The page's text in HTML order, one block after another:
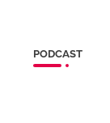
PODCAST